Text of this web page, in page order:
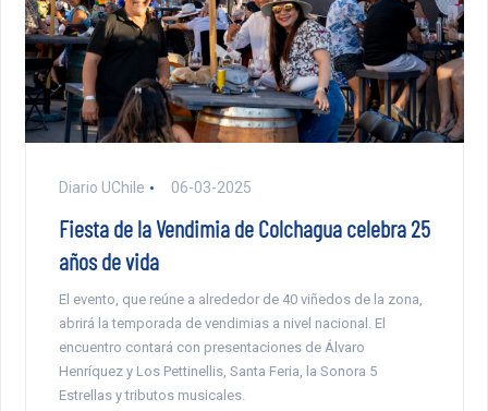
Diario UChile 06-03-2025
Fiesta de la Vendimia de Colchagua celebra 25
años de vida
El evento, que reúne a alrededor de 40 viñedos de la zona,
abrirá la temporada de vendimias a nivel nacional. El
encuentro contará con presentaciones de Álvaro
Henríquez y Los Pettinellis, Santa Feria, la Sonora 5
Estrellas y tributos musicales.